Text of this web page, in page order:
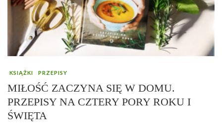
KSIĄŻKI PRZEPISY
MIŁOŚĆ ZACZYNA SIĘ W DOMU.
PRZEPISY NA CZTERY PORY ROKU I
ŚWIĘTA